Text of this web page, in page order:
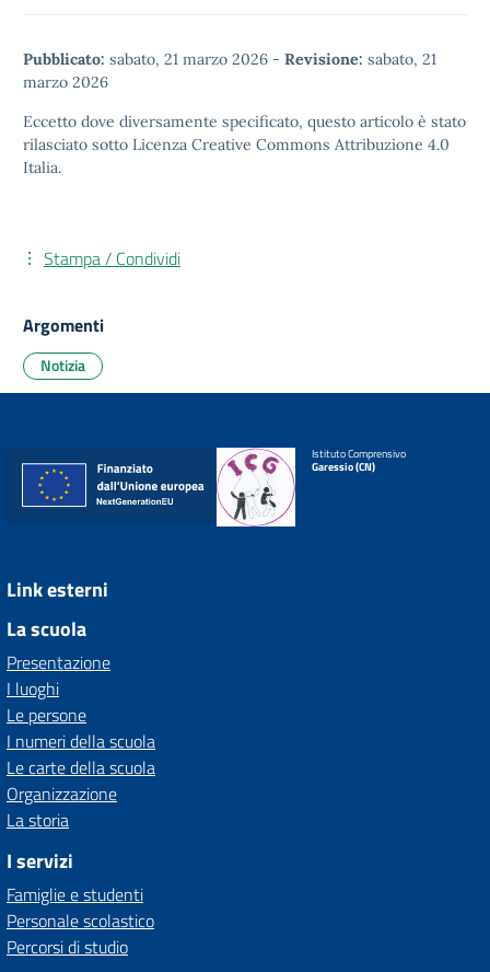
Pubblicato: sabato, 21 marzo 2026 - Revisione: sabato, 21
marzo 2026
Eccetto dove diversamente specificato, questo articolo è stato
rilasciato sotto Licenza Creative Commons Attribuzione 4.0
Italia.
Stampa / Condividi
Argomenti
Notizia
Istituto Comprensivo
Garessio (CN)
Link esterni
La scuola
Presentazione
I luoghi
Le persone
I numeri della scuola
Le carte della scuola
Organizzazione
La storia
I servizi
Famiglie e studenti
Personale scolastico
Percorsi di studio